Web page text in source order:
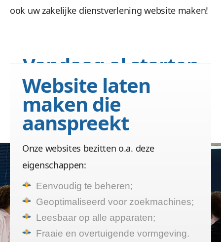
ook uw zakelijke dienstverlening website maken!
Vandaag al starten
met het behalen van
online succes
Wij zijn de website bouwer
Website laten
maken die
aanspreekt
Onze websites bezitten o.a. deze
eigenschappen:
Eenvoudig te beheren;
Geoptimaliseerd voor zoekmachines;
Leesbaar op alle apparaten;
Fraaie en overtuigende vormgeving.